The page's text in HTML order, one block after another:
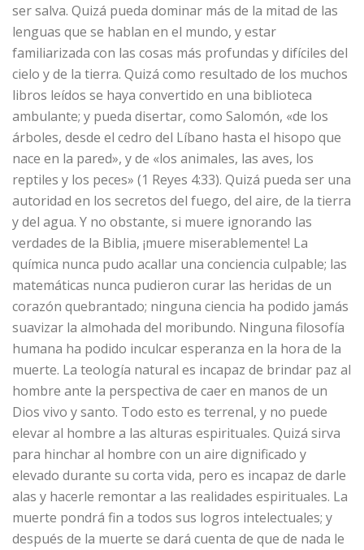
ser salva. Quizá pueda dominar más de la mitad de las
lenguas que se hablan en el mundo, y estar
familiarizada con las cosas más profundas y difíciles del
cielo y de la tierra. Quizá como resultado de los muchos
libros leídos se haya convertido en una biblioteca
ambulante; y pueda disertar, como Salomón, «de los
árboles, desde el cedro del Líbano hasta el hisopo que
nace en la pared», y de «los animales, las aves, los
reptiles y los peces» (1 Reyes 4:33). Quizá pueda ser una
autoridad en los secretos del fuego, del aire, de la tierra
y del agua. Y no obstante, si muere ignorando las
verdades de la Biblia, ¡muere miserablemente! La
química nunca pudo acallar una conciencia culpable; las
matemáticas nunca pudieron curar las heridas de un
corazón quebrantado; ninguna ciencia ha podido jamás
suavizar la almohada del moribundo. Ninguna filosofía
humana ha podido inculcar esperanza en la hora de la
muerte. La teología natural es incapaz de brindar paz al
hombre ante la perspectiva de caer en manos de un
Dios vivo y santo. Todo esto es terrenal, y no puede
elevar al hombre a las alturas espirituales. Quizá sirva
para hinchar al hombre con un aire dignificado y
elevado durante su corta vida, pero es incapaz de darle
alas y hacerle remontar a las realidades espirituales. La
muerte pondrá fin a todos sus logros intelectuales; y
después de la muerte se dará cuenta de que de nada le